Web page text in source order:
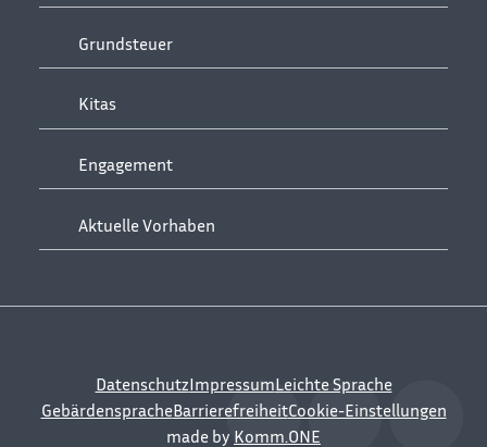
Grundsteuer
Kitas
Engagement
Aktuelle Vorhaben
DatenschutzImpressumLeichte Sprache
GebärdenspracheBarrierefreiheitCookie-Einstellungen
made by Komm.ONE